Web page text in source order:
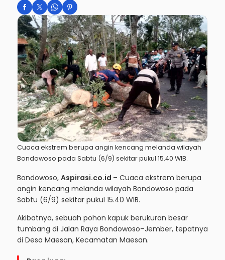
Cuaca ekstrem berupa angin kencang melanda wilayah
Bondowoso pada Sabtu (6/9) sekitar pukul 15.40 WIB.
Bondowoso, Aspirasi.co.id – Cuaca ekstrem berupa
angin kencang melanda wilayah Bondowoso pada
Sabtu (6/9) sekitar pukul 15.40 WIB.
Akibatnya, sebuah pohon kapuk berukuran besar
tumbang di Jalan Raya Bondowoso–Jember, tepatnya
di Desa Maesan, Kecamatan Maesan.